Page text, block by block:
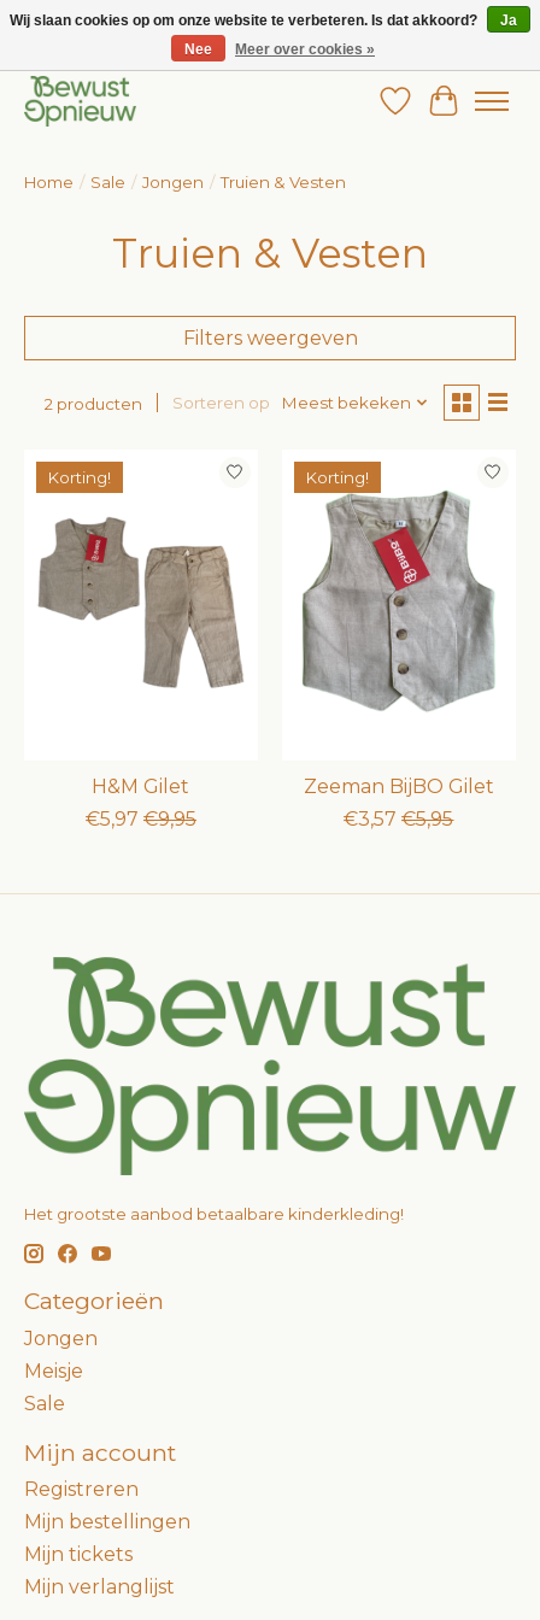
Wij bieden het grootste aanbod in betaalbare kinderkleding!
Verlanglijst
Home / Sale / Jongen / Truien & Vesten
Truien & Vesten
Filters weergeven
2 producten Sorteren op Meest bekeken
Korting!
H&M Gilet
€5,97 €9,95
Korting!
Zeeman BijBO Gilet
€3,57 €5,95
Het grootste aanbod betaalbare kinderkleding!
Categorieën
Jongen
Meisje
Sale
Mijn account
Registreren
Mijn bestellingen
Mijn tickets
Mijn verlanglijst
Wij slaan cookies op om onze website te verbeteren. Is dat akkoord?
Ja
Nee
Meer over cookies »